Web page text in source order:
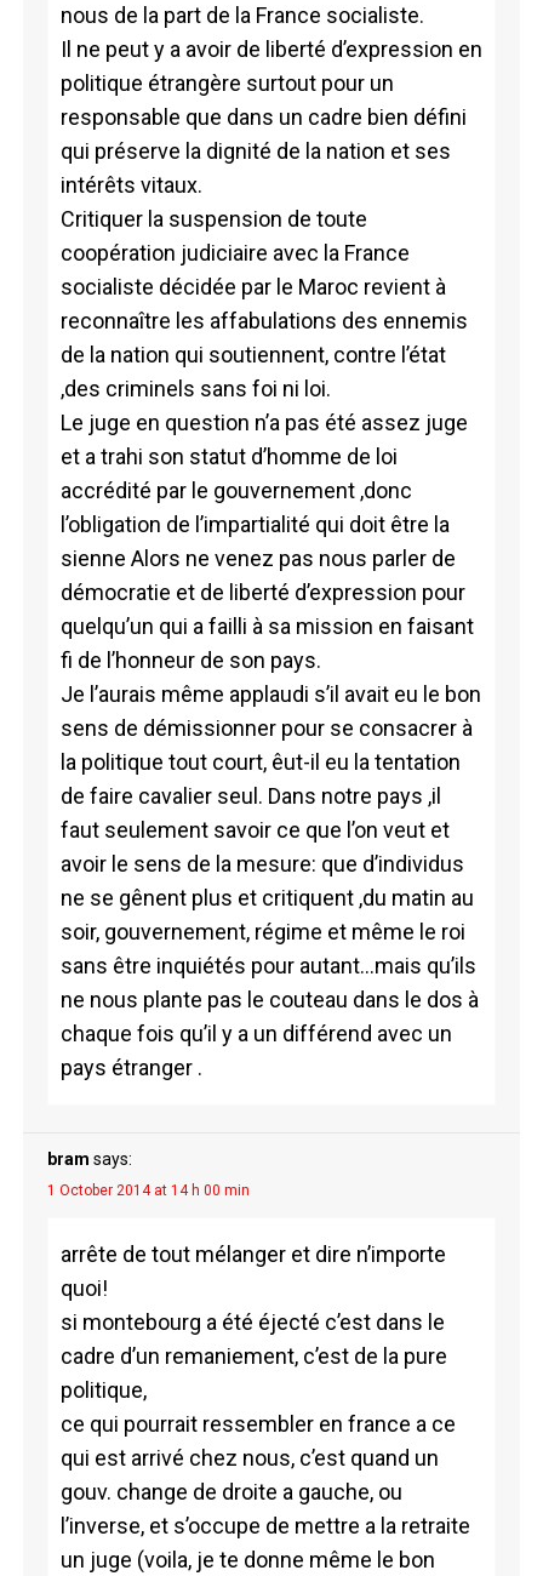
nous de la part de la France socialiste.
Il ne peut y a avoir de liberté d’expression en
politique étrangère surtout pour un
responsable que dans un cadre bien défini
qui préserve la dignité de la nation et ses
intérêts vitaux.
Critiquer la suspension de toute
coopération judiciaire avec la France
socialiste décidée par le Maroc revient à
reconnaître les affabulations des ennemis
de la nation qui soutiennent, contre l’état
,des criminels sans foi ni loi.
Le juge en question n’a pas été assez juge
et a trahi son statut d’homme de loi
accrédité par le gouvernement ,donc
l’obligation de l’impartialité qui doit être la
sienne Alors ne venez pas nous parler de
démocratie et de liberté d’expression pour
quelqu’un qui a failli à sa mission en faisant
fi de l’honneur de son pays.
Je l’aurais même applaudi s’il avait eu le bon
sens de démissionner pour se consacrer à
la politique tout court, êut-il eu la tentation
de faire cavalier seul. Dans notre pays ,il
faut seulement savoir ce que l’on veut et
avoir le sens de la mesure: que d’individus
ne se gênent plus et critiquent ,du matin au
soir, gouvernement, régime et même le roi
sans être inquiétés pour autant…mais qu’ils
ne nous plante pas le couteau dans le dos à
chaque fois qu’il y a un différend avec un
pays étranger .
bram says:
1 October 2014 at 14 h 00 min
arrête de tout mélanger et dire n’importe
quoi!
si montebourg a été éjecté c’est dans le
cadre d’un remaniement, c’est de la pure
politique,
ce qui pourrait ressembler en france a ce
qui est arrivé chez nous, c’est quand un
gouv. change de droite a gauche, ou
l’inverse, et s’occupe de mettre a la retraite
un juge (voila, je te donne même le bon